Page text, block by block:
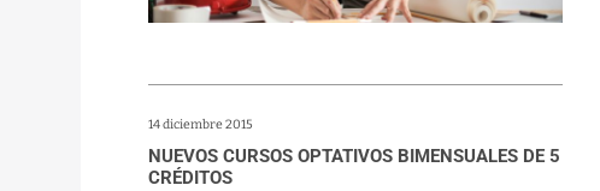
14 diciembre 2015
NUEVOS CURSOS OPTATIVOS BIMENSUALES DE 5
CRÉDITOS